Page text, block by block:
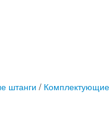
штанги / Комплектующие